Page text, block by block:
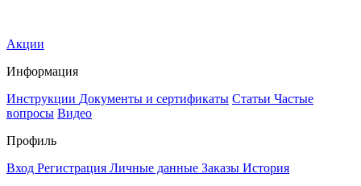
Акции
Информация
Инструкции Документы и сертификаты Статьи Частые
вопросы Видео
Профиль
Вход Регистрация Личные данные Заказы История